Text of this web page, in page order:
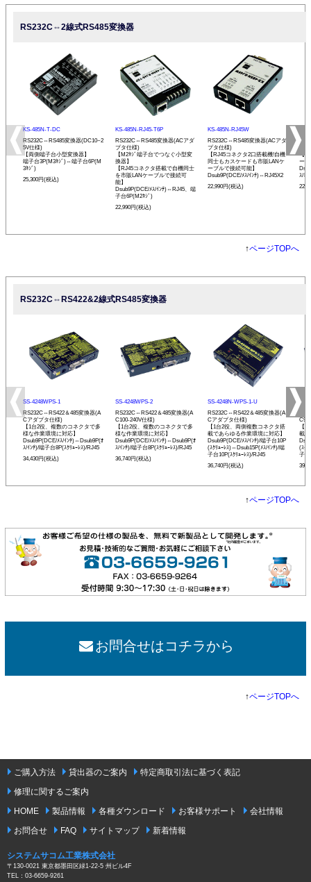
RS232C⇔2線式RS485変換器
KS-485N-T-DC
RS232C⇔RS485変換器(DC10~2
5V仕様)
【両側端子台小型変換器】
端子台3P(M3ﾈｼﾞ)⇔端子台6P(M
3ﾈｼﾞ)
25,300円(税込)
KS-485N-RJ45-T6P
RS232C⇔RS485変換器(ACアダ
プタ仕様)
【M2ﾈｼﾞ端子台でつなぐ小型変
換器】
【RJ45コネクタ搭載で自機同士
を市販LANケーブルで接続可
能】
Dsub9P(DCE/ﾒｽ/ｲﾝﾁ)⇔RJ45、端
子台6P(M2ﾈｼﾞ)
22,990円(税込)
KS-485N-RJ45W
RS232C⇔RS485変換器(ACアダ
プタ仕様)
【RJ45コネクタ2口搭載機!自機
同士もカスケードも市販LANケ
ーブルで接続可能】
Dsub9P(DCE/ﾒｽ/ｲﾝﾁ)⇔RJ45X2
22,990円(税込)
【
ー
ｽ/ﾐﾘ)
↑ページTOPへ
RS232C⇔RS422&2線式RS485変換器
SS-4248WPS-1
RS232C⇔RS422＆485変換器(A
Cアダプタ仕様)
【1台2役、複数のコネクタで多
様な作業環境に対応】
Dsub9P(DCE/ﾒｽ/ｲﾝﾁ)⇔Dsub9P(ｵ
ｽ/ｲﾝﾁ)/端子台8P(ｽｸﾘｭｰﾚｽ)/RJ45
34,430円(税込)
SS-4248WPS-2
RS232C⇔RS422＆485変換器(A
C100-240V仕様)
【1台2役、複数のコネクタで多
様な作業環境に対応】
Dsub9P(DCE/ﾒｽ/ｲﾝﾁ)⇔Dsub9P(ｵ
ｽ/ｲﾝﾁ)/端子台8P(ｽｸﾘｭｰﾚｽ)/RJ45
36,740円(税込)
SS-4248N-WPS-1-U
RS232C⇔RS422＆485変換器(A
Cアダプタ仕様)
【1台2役、両側複数コネクタ搭
載であらゆる作業環境に対応】
Dsub9P(DCE/ﾒｽ/ｲﾝﾁ)/端子台10P
(ｽｸﾘｭｰﾚｽ)⇔Dsub15P(ﾒｽ/ｲﾝﾁ)/端
子台10P(ｽｸﾘｭｰﾚｽ)/RJ45
36,740円(税込)
SS-
【
載
(ｽｸ
子台
↑ページTOPへ
お問合せはコチラから
↑ページTOPへ
ご購入方法 貸出器のご案内
特定商取引法に基づく表記
修理に関するご案内
HOME
製品情報 各種ダウンロード お客様サポート
会社情報
お問合せ
FAQ サイトマップ 新着情報
システムサコム工業株式会社
〒130-0021 東京都墨田区緑1-22-5 州ビル4F
TEL：03-6659-9261